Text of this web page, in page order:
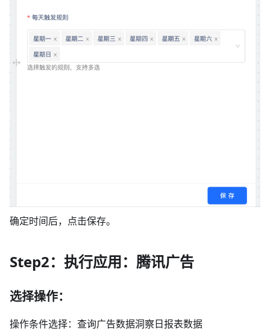
确定时间后，点击保存。
Step2：执行应用：腾讯广告
选择操作：
操作条件选择：查询广告数据洞察日报表数据